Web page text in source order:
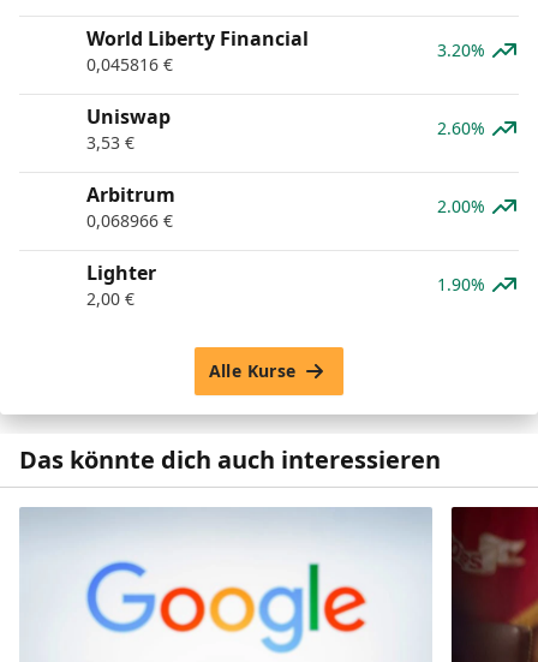
World Liberty Financial
0,045816 €
3.20%
Uniswap
3,53 €
2.60%
Arbitrum
0,068966 €
2.00%
Lighter
2,00 €
1.90%
Alle Kurse
Das könnte dich auch interessieren